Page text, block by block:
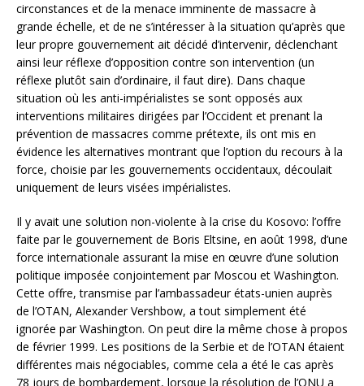
circonstances et de la menace imminente de massacre à
grande échelle, et de ne s’intéresser à la situation qu’après que
leur propre gouvernement ait décidé d’intervenir, déclenchant
ainsi leur réflexe d’opposition contre son intervention (un
réflexe plutôt sain d’ordinaire, il faut dire). Dans chaque
situation où les anti-impérialistes se sont opposés aux
interventions militaires dirigées par l’Occident et prenant la
prévention de massacres comme prétexte, ils ont mis en
évidence les alternatives montrant que l’option du recours à la
force, choisie par les gouvernements occidentaux, découlait
uniquement de leurs visées impérialistes.
Il y avait une solution non-violente à la crise du Kosovo: l’offre
faite par le gouvernement de Boris Eltsine, en août 1998, d’une
force internationale assurant la mise en œuvre d’une solution
politique imposée conjointement par Moscou et Washington.
Cette offre, transmise par l’ambassadeur états-unien auprès
de l’OTAN, Alexander Vershbow, a tout simplement été
ignorée par Washington. On peut dire la même chose à propos
de février 1999. Les positions de la Serbie et de l’OTAN étaient
différentes mais négociables, comme cela a été le cas après
78 jours de bombardement, lorsque la résolution de l’ONU a